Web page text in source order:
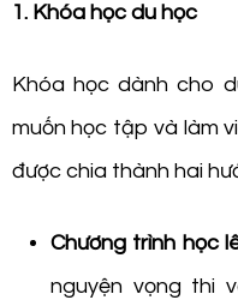
1. Khóa học du học
Khóa học dành cho
muốn học tập và làm
được chia thành hai
Chương trình học
nguyện vọng thi